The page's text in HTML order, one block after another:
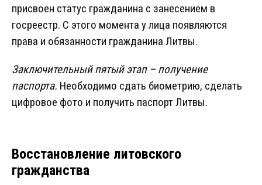
присвоен статус гражданина с занесением в
госреестр. С этого момента у лица появляются
права и обязанности гражданина Литвы.
Заключительный пятый этап – получение
паспорта. Необходимо сдать биометрию, сделать
цифровое фото и получить паспорт Литвы.
Восстановление литовского
гражданства